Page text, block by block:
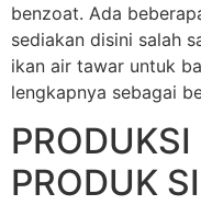
benzoat. Ada
sediakan disini salah
ikan air tawar untuk
lengkapnya sebagai
PRODUK